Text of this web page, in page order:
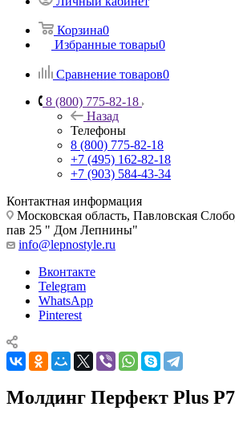
Корзина0
Избранные товары0
Сравнение товаров0
8 (800) 775-82-18
Назад
Телефоны
8 (800) 775-82-18
+7 (495) 162-82-18
+7 (903) 584-43-34
Контактная информация
Московская область, Павловская
пав 25 " Дом Лепнины"
info@lepnostyle.ru
Вконтакте
Telegram
WhatsApp
Pinterest
Молдинг Перфект Plus